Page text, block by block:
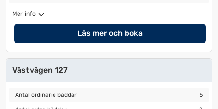
Mer info
Läs mer och boka
Västvägen 127
Antal ordinarie bäddar
Antal ordinarie bäddar 6